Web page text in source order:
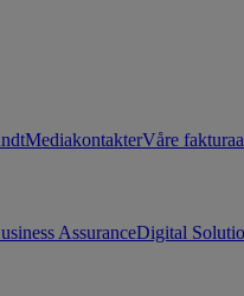
MediakontakterVåre
AssuranceDigital